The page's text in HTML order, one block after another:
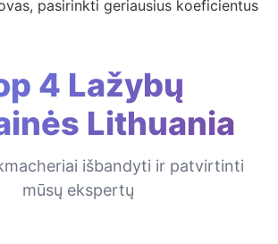
pasirinkti geriausius koeficientus
4 Lažybų
Lithuania
išbandyti ir patvirtinti
mūsų ekspertų